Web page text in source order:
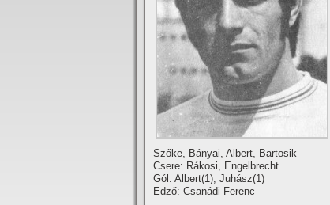
Szőke, Bányai, Albert, Bartosik
Csere: Rákosi, Engelbrecht
Gól: Albert(1), Juhász(1)
Edző: Csanádi Ferenc